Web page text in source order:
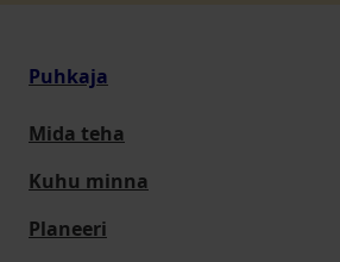
Puhkaja
Mida teha
Kuhu minna
Planeeri